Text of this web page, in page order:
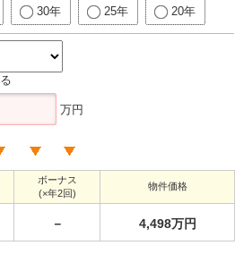
30年 25年 20年
万円
ボーナス
(×年2回)
物件価格
－ 4,498万円